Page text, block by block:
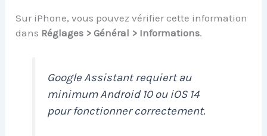
Sur iPhone, vous pouvez vérifier cette information
dans Réglages > Général > Informations.
Google Assistant requiert au
minimum Android 10 ou iOS 14
pour fonctionner correctement.